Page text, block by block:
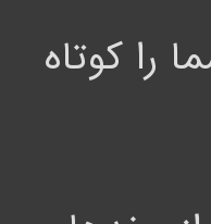
را کوتاه